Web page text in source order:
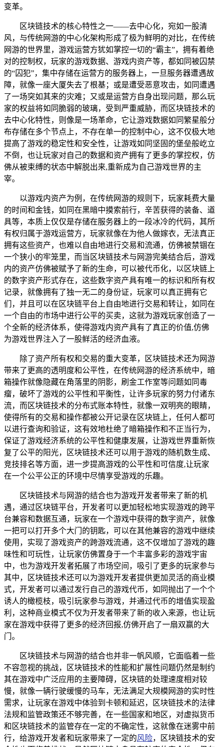
变革。
区块链技术的核心特性之一——去中心化，宛如一股清
风，与传统网游的中心化架构形成了极为鲜明的对比，在传统
网游的世界里，游戏运营方犹如掌控一切的“霸主”，拥有着绝
对的控制权，玩家的游戏数据、游戏内资产等，都如同被囚禁
的“囚犯”，集中存储在运营方的服务器上，一旦服务器遭遇故
障，就像一座大厦失去了根基；或是遭受恶意攻击，如同遭遇
了一场突如其来的灾难；又或是运营方自身出现问题，那么玩
家的权益将如同脆弱的玻璃，受到严重威胁，而区块链技术的
去中心化特性，则像是一场革命，它让游戏数据如同繁星般分
布存储在多个节点上，不存在单一的控制中心，这不仅极大地
提高了游戏的稳定性和安全性，让游戏如同坚固的堡垒般屹立
不倒，也让玩家对自己的数据和资产拥有了更多的掌控权，仿
佛从被束缚的状态中解脱出来,重新成为自己游戏世界的主
宰。
以游戏内资产为例，在传统网游的规则下，玩家耗费大量
的时间和金钱，如同在黑暗中摸索前行，辛苦获得的装备、道
具等，本质上仅仅是存储在服务器上的一段冰冷的代码，其所
有权归属于游戏运营方，玩家就像在为他人做嫁衣，无法真正
拥有这些资产，也难以自由地进行交易和流通，仿佛被禁锢在
一个狭小的牢笼里，而当区块链技术与网游完美结合后，游戏
内的资产仿佛被赋予了新的生命，可以被代币化，以区块链上
的数字资产形式存在，这些数字资产具有唯一的标识和所有权
记录，就像拥有了独一无二的身份证，玩家可以真正拥有它
们，并且可以在区块链平台上自由地进行交易和转让，如同在
一个自由的市场中进行公平的买卖，这就为游戏玩家创造了一
个全新的经济体系，使得游戏内资产具有了真正的价值,仿佛
为游戏世界注入了一股鲜活的经济血液。
除了资产所有权和交易的重大变革，区块链技术还为网游
带来了更高的透明度和公平性，在传统网游的经济系统中，暗
箱操作就像隐藏在角落里的阴影，刷金工作室等问题如同毒
瘤，破坏了游戏的公平性和平衡性，让许多玩家的努力付诸东
流，而区块链技术的分布式账本特性，就像一双明亮的眼睛，
使得所有的交易和操作都被公开记录在区块链上，任何人都可
以进行查询和验证，这有效地杜绝了暗箱操作和不正当行为，
保证了游戏经济系统的公平性和健康发展，让游戏世界重新恢
复了公平的阳光，区块链技术还可以用于游戏的随机数生成、
竞技排名等方面，进一步提高游戏的公平性和可信度,让玩家
在一个公平公正的环境中尽情享受游戏的乐趣。
区块链技术与网游的结合也为游戏开发者带来了新的机
遇，通过区块链平台，开发者可以更加轻松地实现游戏的跨平
台兼容和数据互通，玩家在一个游戏中获得的数字资产，就像
一把可以打开多个大门的钥匙，可以在其他兼容的游戏中继续
使用，实现了游戏资产的跨游戏流通，这不仅增加了游戏的趣
味性和可玩性，让玩家仿佛置身于一个丰富多彩的游戏宇宙
中，也为游戏开发者拓展了市场空间，吸引了更多的玩家参与
其中，区块链技术还可以为游戏开发者提供更加灵活的商业模
式，开发者可以通过发行自己的游戏代币，如同抛出了一个个
诱人的橄榄枝，吸引玩家参与游戏，并通过代币的增值实现盈
利，这种商业模式不仅为开发者带来了新的收入来源，也让玩
家在游戏中获得了更多的经济回报,仿佛开启了一扇双赢的大
门。
区块链技术与网游的结合也并非一帆风顺，它面临着一些
不容忽视的挑战，区块链技术的性能和扩展性问题仍然是制约
其在游戏中广泛应用的主要障碍，区块链的处理速度相对较
慢，就像一辆行驶缓慢的马车，无法满足大规模网游的实时性
需求，让玩家在游戏中体验到卡顿和延迟，区块链技术的法律
法规和监管政策还不够完善，在一些国家和地区，对虚拟货币
和区块链技术的监管存在一定的不确定性，这就像在迷雾中前
行，给游戏开发者和玩家带来了一定的风险，区块链技术的安